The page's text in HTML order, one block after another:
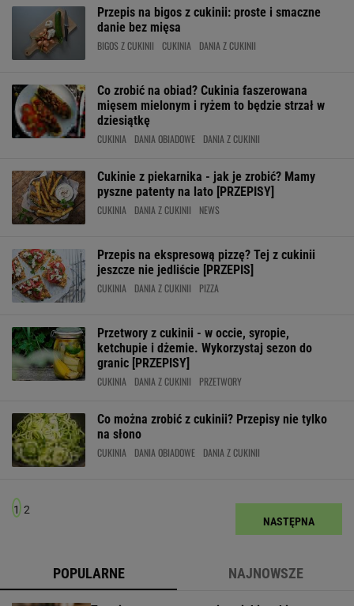
Przepis na bigos z cukinii: proste i smaczne
danie bez mięsa
BIGOS Z CUKINII CUKINIA DANIA Z CUKINII
Co zrobić na obiad? Cukinia faszerowana
mięsem mielonym i ryżem to będzie strzał w
dziesiątkę
CUKINIA DANIA OBIADOWE DANIA Z CUKINII
Cukinie z piekarnika - jak je zrobić? Mamy
pyszne patenty na lato [PRZEPISY]
CUKINIA DANIA Z CUKINII NEWS
Przepis na ekspresową pizzę? Tej z cukinii
jeszcze nie jedliście [PRZEPIS]
CUKINIA DANIA Z CUKINII PIZZA
Przetwory z cukinii - w occie, syropie,
ketchupie i dżemie. Wykorzystaj sezon do
granic [PRZEPISY]
CUKINIA DANIA Z CUKINII PRZETWORY
Co można zrobić z cukinii? Przepisy nie tylko
na słono
CUKINIA DANIA OBIADOWE DANIA Z CUKINII
1 2
NASTĘPNA
POPULARNE NAJNOWSZE